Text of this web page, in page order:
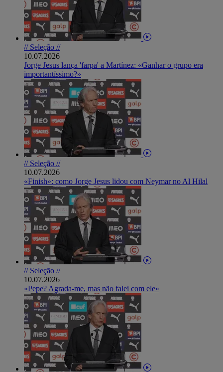
// Seleção //
10.07.2026
Jorge Jesus lança 'farpa' a Martínez: «Ganhar o grupo era
importantíssimo?»
// Seleção //
10.07.2026
«Finish»: como Jorge Jesus lidou com Neymar no Al Hilal
// Seleção //
10.07.2026
«Pepe? Agrada-me, mas não falei com ele»